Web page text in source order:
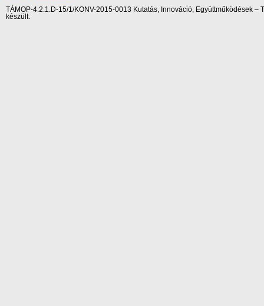
TÁMOP-4.2.1.D-15/1/KONV-2015-0013 Kutatás, Innováció, Együttműködések
készült.